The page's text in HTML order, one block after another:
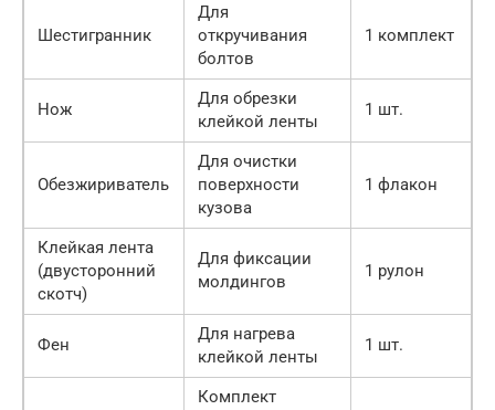
Шестигранник
Для
откручивания
болтов
1 комплект
Нож
Для обрезки
клейкой ленты
1 шт.
Обезжириватель
Для очистки
поверхности
кузова
1 флакон
Клейкая лента
(двусторонний
скотч)
Для фиксации
молдингов
1 рулон
Фен
Для нагрева
клейкой ленты
1 шт.
Комплект